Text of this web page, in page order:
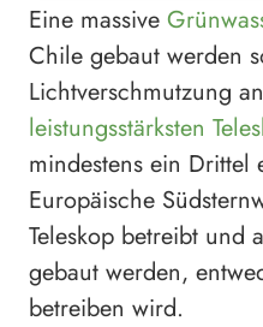
Eine massive
Chile gebaut werden
Lichtverschmutzung an
leistungsstärksten
mindestens ein
Europäische
Teleskop betreibt und
gebaut werden,
betreiben wird.